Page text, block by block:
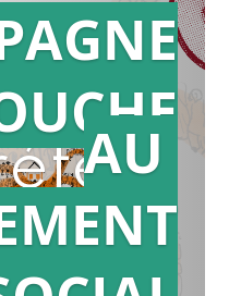
en
de presse
AU